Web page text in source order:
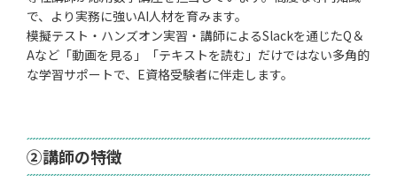
で、より実務に強いAI人材を育みます。
模擬テスト・ハンズオン実習・講師によるSlackを通じたQ＆
Aなど「動画を見る」「テキストを読む」だけではない多角的
な学習サポートで、E資格受験者に伴走します。
②講師の特徴